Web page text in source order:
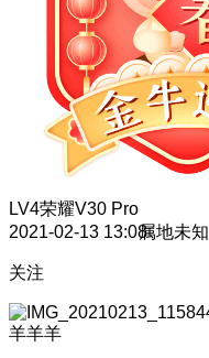
LV4荣耀V30 Pro
2021-02-13 13:08属地未知
关注
羊羊羊